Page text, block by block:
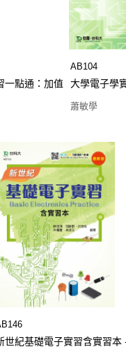
一點通：加值
AB104
蕭敏學
世紀基礎電子實習含實習